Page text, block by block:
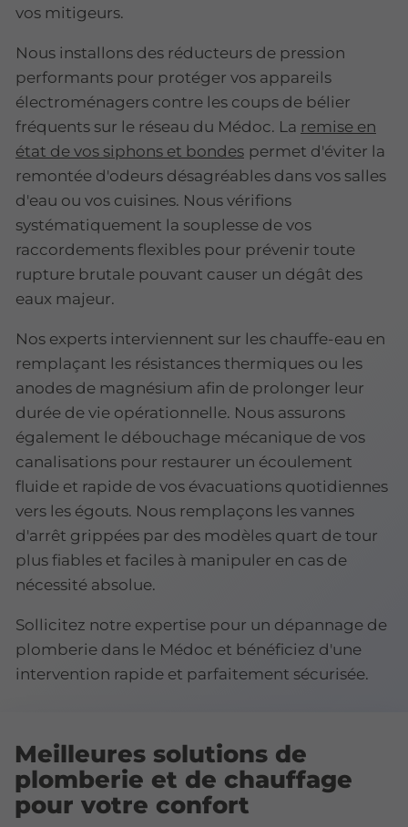
vos mitigeurs.
Nous installons des réducteurs de pression
performants pour protéger vos appareils
électroménagers contre les coups de bélier
fréquents sur le réseau du Médoc. La remise en
état de vos siphons et bondes permet d'éviter la
remontée d'odeurs désagréables dans vos salles
d'eau ou vos cuisines. Nous vérifions
systématiquement la souplesse de vos
raccordements flexibles pour prévenir toute
rupture brutale pouvant causer un dégât des
eaux majeur.
Nos experts interviennent sur les chauffe-eau en
remplaçant les résistances thermiques ou les
anodes de magnésium afin de prolonger leur
durée de vie opérationnelle. Nous assurons
également le débouchage mécanique de vos
canalisations pour restaurer un écoulement
fluide et rapide de vos évacuations quotidiennes
vers les égouts. Nous remplaçons les vannes
d'arrêt grippées par des modèles quart de tour
plus fiables et faciles à manipuler en cas de
nécessité absolue.
Sollicitez notre expertise pour un dépannage de
plomberie dans le Médoc et bénéficiez d'une
intervention rapide et parfaitement sécurisée.
Meilleures solutions de
plomberie et de chauffage
pour votre confort